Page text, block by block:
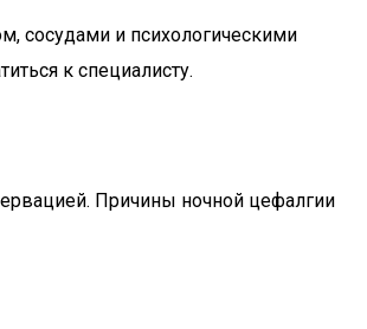
сосудами и психологическими
к специалисту.
Причины ночной цефалгии